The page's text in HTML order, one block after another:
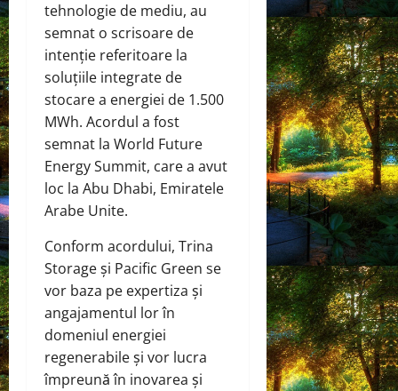
tehnologie de mediu, au
semnat o scrisoare de
intenție referitoare la
soluțiile integrate de
stocare a energiei de 1.500
MWh. Acordul a fost
semnat la World Future
Energy Summit, care a avut
loc la Abu Dhabi, Emiratele
Arabe Unite.
Conform acordului, Trina
Storage și Pacific Green se
vor baza pe expertiza și
angajamentul lor în
domeniul energiei
regenerabile și vor lucra
împreună în inovarea și